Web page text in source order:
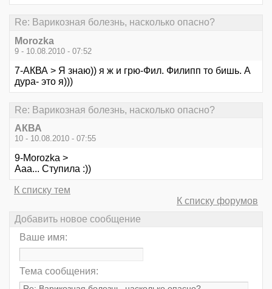
Re: Варикозная болезнь, насколько опасно?
Morozka
9 - 10.08.2010 - 07:52
7-АКВА > Я знаю)) я ж и грю-Фил. Филипп то бишь. А
дура- это я)))
Re: Варикозная болезнь, насколько опасно?
АКВА
10 - 10.08.2010 - 07:55
9-Morozka >
Ааа... Ступила :))
К списку тем
К списку форумов
Добавить новое сообщение
Ваше имя:
Тема сообщения: